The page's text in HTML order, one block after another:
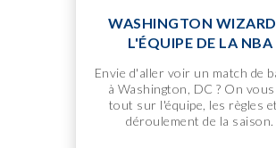
WASHINGTON
L'ÉQUIPE DE LA NBA
Envie d'aller voir un match de
à Washington, DC ? On
tout sur l'équipe, les règles
déroulement de la saison.